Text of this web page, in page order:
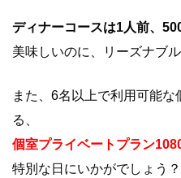
ディナーコースは1人前、
美味しいのに、リーズナブ
また、6名以上で利用可能
る、
個室プライベートプラン
特別な日にいかがでしょう？